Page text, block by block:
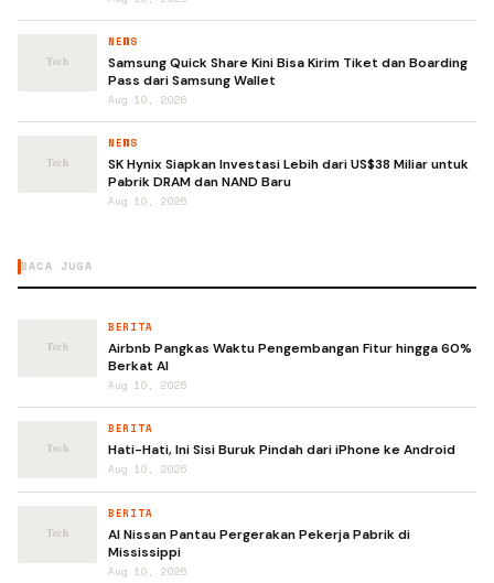
NEWS
Samsung Quick Share Kini Bisa Kirim Tiket dan Boarding
Pass dari Samsung Wallet
Aug 10, 2026
NEWS
SK Hynix Siapkan Investasi Lebih dari US$38 Miliar untuk
Pabrik DRAM dan NAND Baru
Aug 10, 2026
BACA JUGA
BERITA
Airbnb Pangkas Waktu Pengembangan Fitur hingga 60%
Berkat AI
Aug 10, 2026
BERITA
Hati-Hati, Ini Sisi Buruk Pindah dari iPhone ke Android
Aug 10, 2026
BERITA
AI Nissan Pantau Pergerakan Pekerja Pabrik di
Mississippi
Aug 10, 2026